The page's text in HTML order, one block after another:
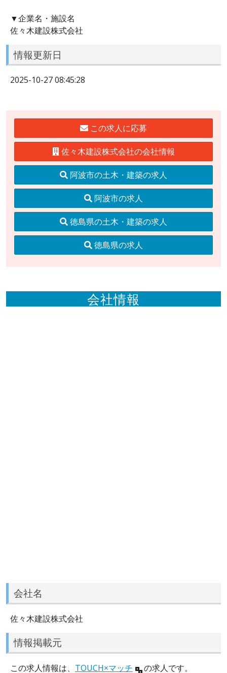
▼企業名・施設名
佐々木建設株式会社
情報更新日
2025-10-27 08:45:28
この求人に応募
佐々木建設株式会社の会社情報
阿波市の土木・建築の求人
阿波市の求人
徳島県の土木・建築の求人
徳島県の求人
会社情報
会社名
佐々木建設株式会社
情報掲載元
この求人情報は、 TOUCH×マッチ の求人です。